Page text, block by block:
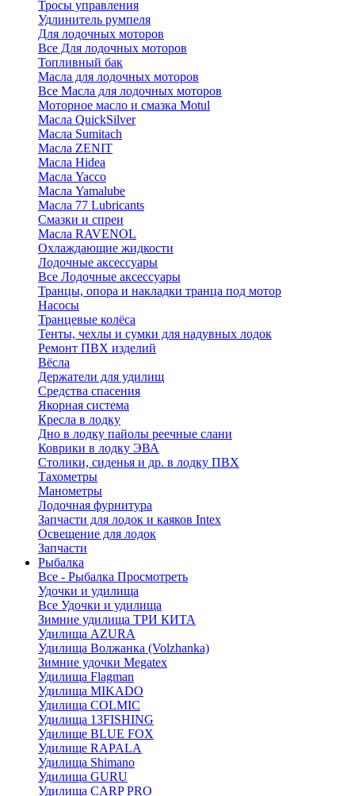
Тросы управления
Удлинитель румпеля
Для лодочных моторов
Все Для лодочных моторов
Топливный бак
Масла для лодочных моторов
Все Масла для лодочных моторов
Моторное масло и смазка Motul
Масла QuickSilver
Масла Sumitach
Масла ZENIT
Масла Hidea
Масла Yacco
Масла Yamalube
Масла 77 Lubricants
Смазки и спреи
Масла RAVENOL
Охлаждающие жидкости
Лодочные аксессуары
Все Лодочные аксессуары
Транцы, опора и накладки транца под мотор
Насосы
Транцевые колёса
Тенты, чехлы и сумки для надувных лодок
Ремонт ПВХ изделий
Вёсла
Держатели для удилищ
Средства спасения
Якорная система
Кресла в лодку
Дно в лодку пайолы реечные слани
Коврики в лодку ЭВА
Столики, сиденья и др. в лодку ПВХ
Тахометры
Манометры
Лодочная фурнитура
Запчасти для лодок и каяков Intex
Освещение для лодок
Запчасти
Рыбалка
Все - Рыбалка Просмотреть
Удочки и удилища
Все Удочки и удилища
Зимние удилища ТРИ КИТА
Удилища AZURA
Удилища Волжанка (Volzhanka)
Зимние удочки Megatex
Удилища Flagman
Удилища MIKADO
Удилища COLMIC
Удилища 13FISHING
Удилище BLUE FOX
Удилище RAPALA
Удилища Shimano
Удилища GURU
Удилища CARP PRO